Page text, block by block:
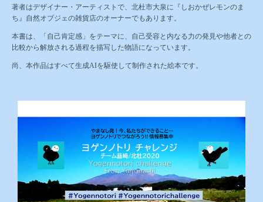
著者はデザイナー・アーティストで、北杜市大泉に『 しおかぜレモンのま
ち』自然オブジェの雑貨店のオーナーでもあります。
本書は、「自己肯定感」をテーマに、自己受容と内なる力の発見や他者との
比較から解放される過程を描写した物語になっています。
尚、本作品はすべて生成AIを駆使して制作された絵本です。